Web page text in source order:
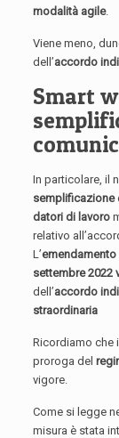
modalità agile.
Viene meno,
dell’accordo
Smart
In particolare, il
semplificazione
datori di lavoro
relativo
L’emendamento
settembre 2022
dell’accordo
straordinaria
Ricordiamo che
proroga del
vigore.
Come si legge
misura è stata